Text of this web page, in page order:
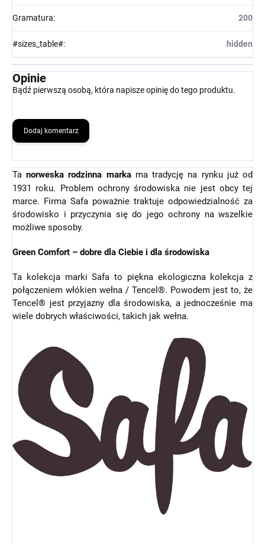
Gramatura: 200
#sizes_table#: hidden
Opinie
Bądź pierwszą osobą, która napisze opinię do tego produktu.
Dodaj komentarz
Tanorweska rodzinna markama tradycję na rynku już od
1931 roku. Problem ochrony środowiska nie jest obcy tej
marce. Firma Safa poważnie traktuje odpowiedzialność za
środowisko i przyczynia się do jego ochrony na wszelkie
możliwe sposoby.
Green Comfort – dobre dla Ciebie i dla środowiska
Ta kolekcja marki Safa to piękna ekologiczna kolekcja z
połączeniem włókien wełna / Tencel®. Powodem jest to, że
Tencel® jest przyjazny dla środowiska, a jednocześnie ma
wiele dobrych właściwości, takich jak wełna.